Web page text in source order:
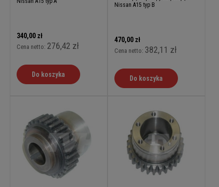
340,00 zł
Cena netto: 276,42 zł
Do koszyka
Nissan A15 typ B
470,00 zł
Cena netto: 382,11 zł
Do koszyka